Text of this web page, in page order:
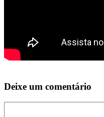
Deixe um comentário